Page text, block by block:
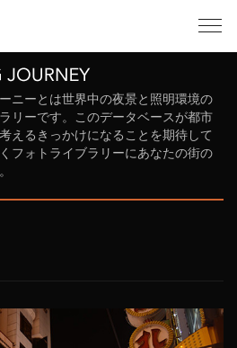
ニーとは世界中の夜景と照明環境の
リーです。このデータベースが都市
えるきっかけになることを期待して
フォトライブラリーにあなたの街の